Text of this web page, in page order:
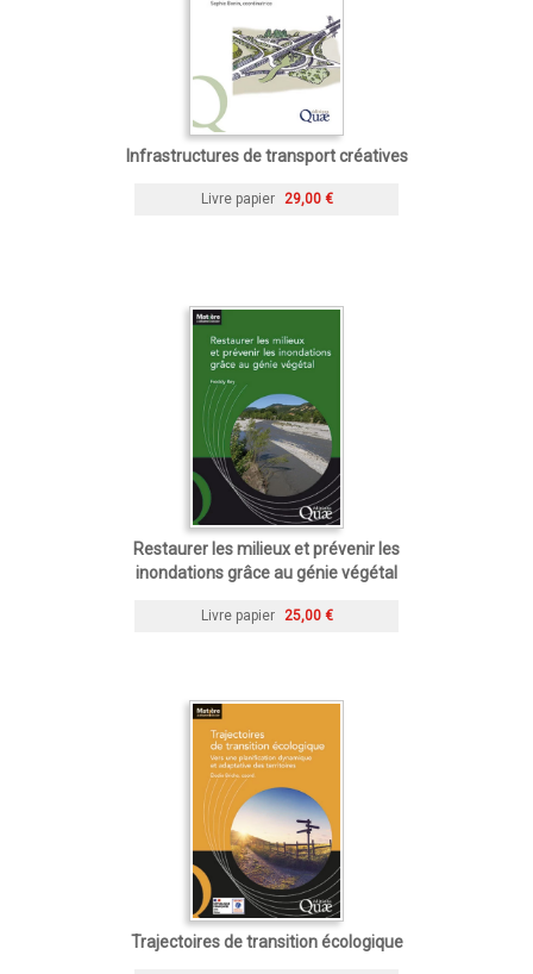
Infrastructures de transport créatives
Livre papier 29,00 €
Restaurer les milieux et prévenir les
inondations grâce au génie végétal
Livre papier 25,00 €
Trajectoires de transition écologique